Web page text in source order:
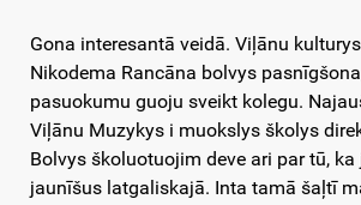
Gona interesantā veidā. Viļānu
Nikodema Rancāna bolvys
pasuokumu guoju sveikt kolegu.
Viļānu Muzykys i muokslys školys
Bolvys školuotuojim deve ari par tū,
jaunīšus latgaliskajā. Inta tamā šaļtī